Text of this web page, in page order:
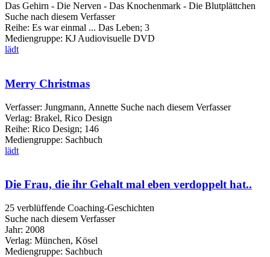
Das Gehirn - Die Nerven - Das Knochenmark - Die Blutplättchen
Suche nach diesem Verfasser
Reihe: Es war einmal ... Das Leben; 3
Mediengruppe: KJ Audiovisuelle DVD
lädt
Merry Christmas
Verfasser: Jungmann, Annette Suche nach diesem Verfasser
Verlag: Brakel, Rico Design
Reihe: Rico Design; 146
Mediengruppe: Sachbuch
lädt
Die Frau, die ihr Gehalt mal eben verdoppelt hat..
25 verblüffende Coaching-Geschichten
Suche nach diesem Verfasser
Jahr: 2008
Verlag: München, Kösel
Mediengruppe: Sachbuch